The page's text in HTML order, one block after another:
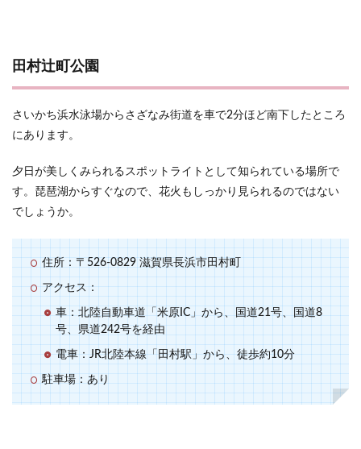
田村辻町公園
さいかち浜水泳場からさざなみ街道を車で2分ほど南下したところ
にあります。
夕日が美しくみられるスポットライトとして知られている場所で
す。琵琶湖からすぐなので、花火もしっかり見られるのではない
でしょうか。
住所：〒526-0829 滋賀県長浜市田村町
アクセス：
車：北陸自動車道「米原IC」から、国道21号、国道8
号、県道242号を経由
電車：JR北陸本線「田村駅」から、徒歩約10分
駐車場：あり